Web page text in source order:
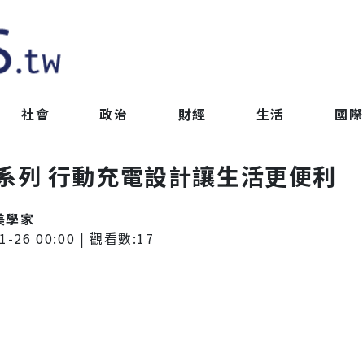
社會 政治 財經 生活 國際
行動充電設計讓生活更便利
學家
26 00:00 | 觀看數:17